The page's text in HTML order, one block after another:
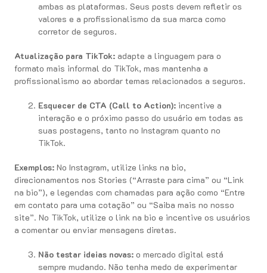
ambas as plataformas. Seus posts devem refletir os
valores e a profissionalismo da sua marca como
corretor de seguros.
Atualização para TikTok: adapte a linguagem para o
formato mais informal do TikTok, mas mantenha a
profissionalismo ao abordar temas relacionados a seguros.
Esquecer de CTA (Call to Action): incentive a
interação e o próximo passo do usuário em todas as
suas postagens, tanto no Instagram quanto no
TikTok.
Exemplos: No Instagram, utilize links na bio,
direcionamentos nos Stories (“Arraste para cima” ou “Link
na bio”), e legendas com chamadas para ação como “Entre
em contato para uma cotação” ou “Saiba mais no nosso
site”. No TikTok, utilize o link na bio e incentive os usuários
a comentar ou enviar mensagens diretas.
Não testar ideias novas: o mercado digital está
sempre mudando. Não tenha medo de experimentar